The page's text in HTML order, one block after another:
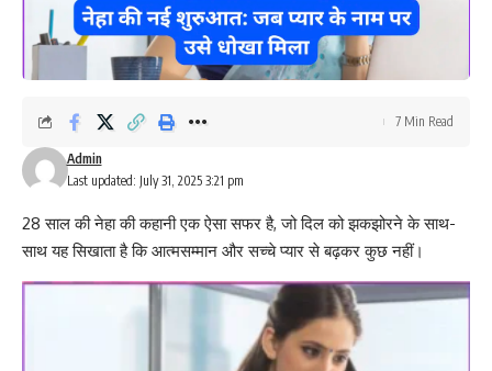
Last updated: July 31, 2025 3:21 pm
Admin
7 Min Read
28 साल की नेहा की कहानी एक ऐसा सफर है, जो दिल को झकझोरने के साथ-
साथ यह सिखाता है कि आत्मसम्मान और सच्चे प्यार से बढ़कर कुछ नहीं।